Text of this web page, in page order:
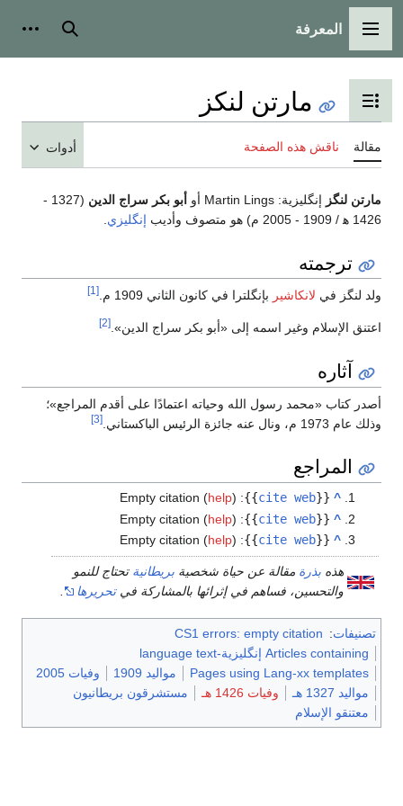
القائمة الرئيسية
المعرفة بحث
تبديل عرض جدول المحتويات
مارتن لنكز
مقالة ناقش هذه الصفحة أدوات
مارتن لنگز إنگليزية: Martin Lings أو أبو بكر سراج الدين
(1327 -
1426 ه‍ / 1909 - 2005 م) هو متصوف وأديب
إنگليزي
ترجمته
ولد لنگز في لانكاشير بإنگلترا في كانون الثاني 1909 م. [1]
اعتنق الإسلام وغير اسمه إلى «أبو بكر سراج الدين».[2]
آثاره
أصدر كتاب «محمد رسول الله وحياته اعتمادًا على أقدم المراجع»؛
وذلك عام 1973 م، ونال عنه جائزة الرئيس الباكستاني.
[3]
المراجع
^
{{
cite web
}}
:
Empty citation (help)
^
{{
cite web
}}
:
Empty citation (help)
^
{{
cite web
}}
:
Empty citation (help)
هذه بذرة مقالة عن حياة شخصية بريطانية تحتاج للنمو
والتحسين، فساهم في إثرائها بالمشاركة فيتحريرها
تصنيفات:
CS1 errors: empty citation
Articles containing إنگليزية-language text
Pages using Lang-xx templates
مواليد 1909
وفيات 2005
مواليد 1327 هـ
وفيات 1426 هـ
مستشرقون بريطانيون
معتنقو الإسلام